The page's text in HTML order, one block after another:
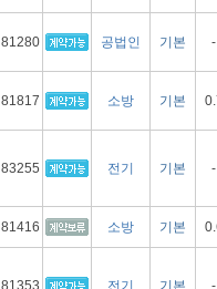
81280 공법인 기본 -
81817 소방 기본
83255 전기 기본 -
81416 소방 기본
81353 전기 기본 -